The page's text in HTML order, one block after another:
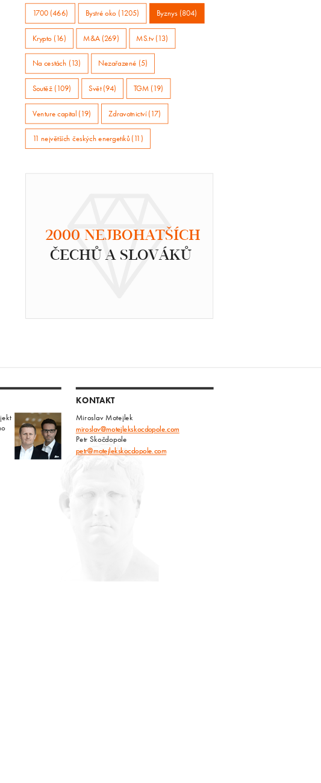
1700 (466) Bystré oko (1205) Byznys (804)
Krypto (16) M&A (269) MS.tv (13)
Na cestách (13) Nezařazené (5)
Soutěž (109) Svět (94) TGM (19)
Venture capital (19) Zdravotnictví (17)
11 největších českých energetiků (11)
2000 NEJBOHATŠÍCH
ČECHŮ A SLOVÁKŮ
KONTAKT
Miroslav Motejlek
miroslav@motejlekskocdopole.com
Petr Skočdopole
petr@motejlekskocdopole.com